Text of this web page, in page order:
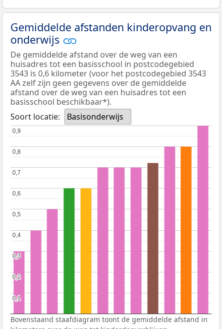
Gemiddelde afstanden kinderopvang en
onderwijs
De gemiddelde afstand over de weg van een
huisadres tot een basisschool in postcodegebied
3543 is 0,6 kilometer (voor het postcodegebied 3543
AA zelf zijn geen gegevens over de gemiddelde
afstand over de weg van een huisadres tot een
basisschool beschikbaar*).
Soort locatie:
Basisonderwijs
0,1
0,1
0,2
0,2
0,3
0,3
0,4
0,4
0,5
0,5
0,6
0,6
0,7
0,7
0,8
0,8
0,9
0,9
Bovenstaand staafdiagram toont de gemiddelde afstand in